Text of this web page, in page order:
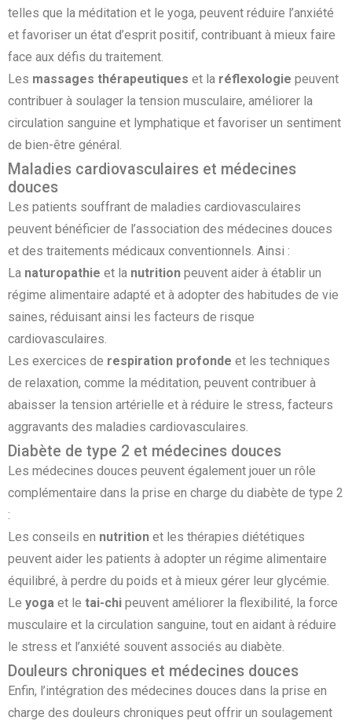
telles que la méditation et le yoga, peuvent réduire l’anxiété
et favoriser un état d’esprit positif, contribuant à mieux faire
face aux défis du traitement.
Les massages thérapeutiques et la réflexologie peuvent
contribuer à soulager la tension musculaire, améliorer la
circulation sanguine et lymphatique et favoriser un sentiment
de bien-être général.
Maladies cardiovasculaires et médecines
douces
Les patients souffrant de maladies cardiovasculaires
peuvent bénéficier de l’association des médecines douces
et des traitements médicaux conventionnels. Ainsi :
La naturopathie et la nutrition peuvent aider à établir un
régime alimentaire adapté et à adopter des habitudes de vie
saines, réduisant ainsi les facteurs de risque
cardiovasculaires.
Les exercices de respiration profonde et les techniques
de relaxation, comme la méditation, peuvent contribuer à
abaisser la tension artérielle et à réduire le stress, facteurs
aggravants des maladies cardiovasculaires.
Diabète de type 2 et médecines douces
Les médecines douces peuvent également jouer un rôle
complémentaire dans la prise en charge du diabète de type 2
:
Les conseils en nutrition et les thérapies diététiques
peuvent aider les patients à adopter un régime alimentaire
équilibré, à perdre du poids et à mieux gérer leur glycémie.
Le yoga et le tai-chi peuvent améliorer la flexibilité, la force
musculaire et la circulation sanguine, tout en aidant à réduire
le stress et l’anxiété souvent associés au diabète.
Douleurs chroniques et médecines douces
Enfin, l’intégration des médecines douces dans la prise en
charge des douleurs chroniques peut offrir un soulagement